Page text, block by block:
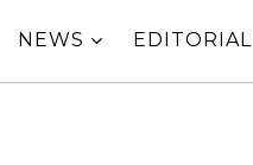
NEWS EDITORIAL